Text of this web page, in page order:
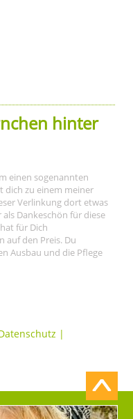
hinter
einen sogenannten
dich zu einem meiner
Verlinkung dort etwas
Dankeschön für diese
für Dich
auf den Preis. Du
Ausbau und die Pflege
|